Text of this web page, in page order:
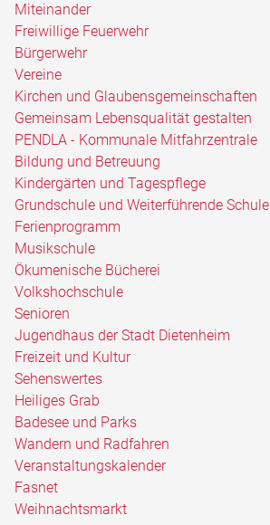
Miteinander
Freiwillige Feuerwehr
Bürgerwehr
Vereine
Kirchen und Glaubensgemeinschaften
Gemeinsam Lebensqualität gestalten
PENDLA - Kommunale Mitfahrzentrale
Bildung und Betreuung
Kindergärten und Tagespflege
Grundschule und Weiterführende Schule
Ferienprogramm
Musikschule
Ökumenische Bücherei
Volkshochschule
Senioren
Jugendhaus der Stadt Dietenheim
Freizeit und Kultur
Sehenswertes
Heiliges Grab
Badesee und Parks
Wandern und Radfahren
Veranstaltungskalender
Fasnet
Weihnachtsmarkt